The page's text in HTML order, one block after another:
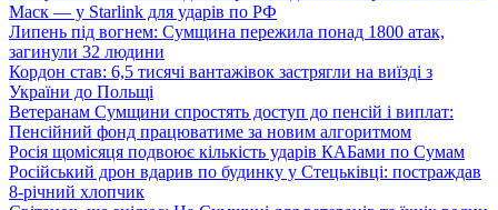
Маск — у Starlink для ударів по РФ
Липень під вогнем: Сумщина пережила понад 1800 атак,
загинули 32 людини
Кордон став: 6,5 тисячі вантажівок застрягли на виїзді з
України до Польщі
Ветеранам Сумщини спростять доступ до пенсій і виплат:
Пенсійний фонд працюватиме за новим алгоритмом
Росія щомісяця подвоює кількість ударів КАБами по Сумам
Російський дрон вдарив по будинку у Стецьківці: постраждав
8-річний хлопчик